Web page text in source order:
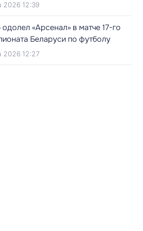
2026 12:39
«Арсенал» в матче 17-го
Беларуси по футболу
2026 12:27